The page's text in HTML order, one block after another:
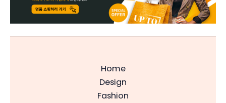
Home
Design
Fashion